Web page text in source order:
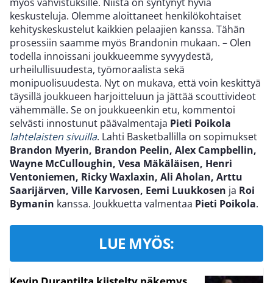
keskusteluja. Olemme aloittaneet henkilökohtaiset
kehityskeskustelut kaikkien pelaajien kanssa. Tähän
prosessiin saamme myös Brandonin mukaan. – Olen
todella innoissani joukkueemme syvyydestä,
urheilullisuudesta, työmoraalista sekä
monipuolisuudesta. Nyt on mukava, että voin keskittyä
täysillä joukkueen harjoitteluun ja jättää scouttivideot
vähemmälle. Se on joukkueenkin etu, kommentoi
selvästi innostunut päävalmentaja Pieti Poikola
lahtelaisten sivuilla. Lahti Basketballilla on sopimukset
Brandon Myerin, Brandon Peelin, Alex Campbellin,
Wayne McCulloughin, Vesa Mäkäläisen, Henri
Ventoniemen, Ricky Waxlaxin, Ali Aholan, Arttu
Saarijärven, Ville Karvosen, Eemi Luukkosen ja Roi
Bymanin kanssa. Joukkuetta valmentaa Pieti Poikola.
LUE MYÖS: